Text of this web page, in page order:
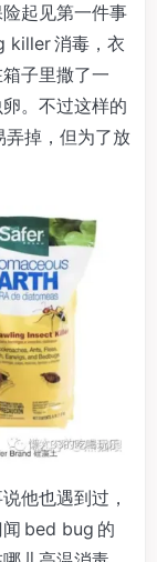
起见第一件事
killer 消毒，衣
子里撒了一
。不过这样的
弄掉，但为了放
他也遇到过，
bed bug 的